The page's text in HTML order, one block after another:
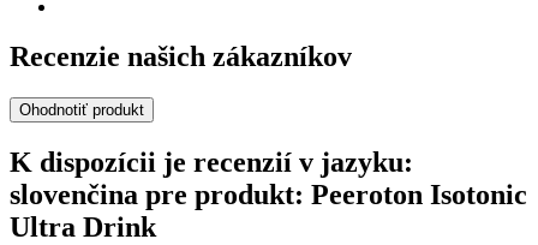
Recenzie našich zákazníkov
Ohodnotiť produkt
K dispozícii je recenzií v jazyku:
slovenčina pre produkt: Peeroton Isotonic
Ultra Drink